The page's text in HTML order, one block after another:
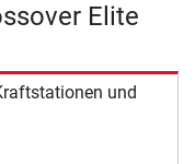
Elite
und